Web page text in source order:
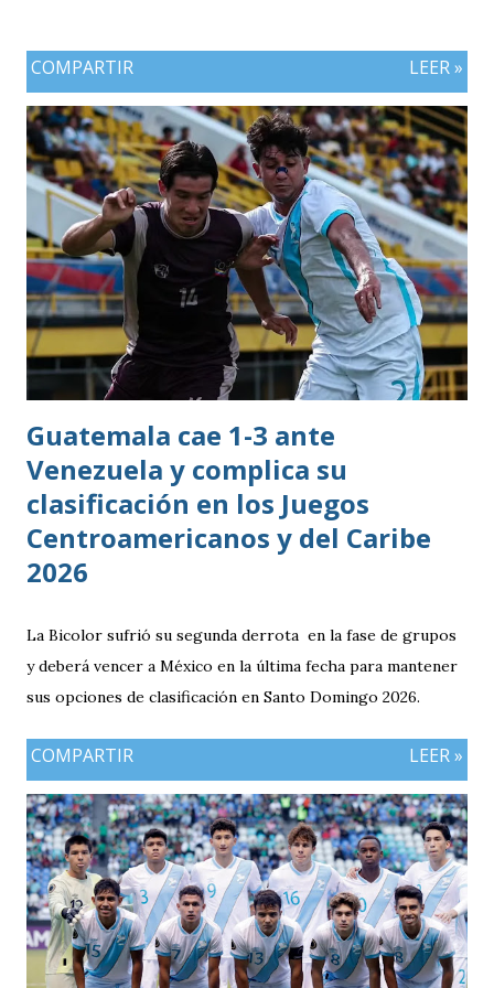
COMPARTIR LEER »
Guatemala cae 1-3 ante
Venezuela y complica su
clasificación en los Juegos
Centroamericanos y del Caribe
2026
La Bicolor sufrió su segunda derrota en la fase de grupos
y deberá vencer a México en la última fecha para mantener
sus opciones de clasificación en Santo Domingo 2026.
COMPARTIR LEER »